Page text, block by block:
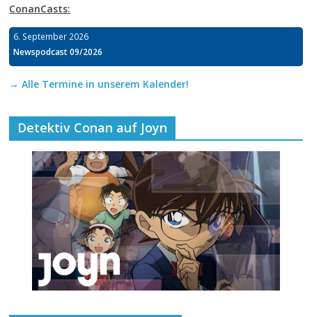
ConanCasts:
6. September 2026
Newspodcast 09/2026
→ Alle Termine in unserem Kalender!
Detektiv Conan auf Joyn